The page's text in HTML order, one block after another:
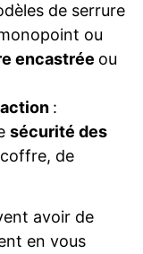
de serrure
ou
encastrée ou
:
sécurité des
de
avoir de
en vous